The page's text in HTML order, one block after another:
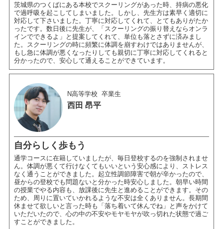
茨城県のつくばにある本校でスクーリングがあった時、持病の悪化
で過呼吸を起こしてしまいました。しかし、先生方は素早く適切に
対応して下さいました。丁寧に対応してくれて、とてもありがたか
ったです。数日後に先生が、「スクーリングの振り替えならオンラ
インでできるよ」と提案してくれて、単位も落とさずに済みまし
た。スクーリングの時に頻繁に体調を崩すわけではありませんが、
もし急に体調が悪くなったりしても親切に丁寧に対応してくれると
分かったので、安心して通えることができています。
N高等学校 卒業生
西田 昂平
自分らしく歩もう
通学コースに在籍していましたが、毎日登校するのを強制されませ
ん。体調が悪くて行けなくてもいいという安心感により、ストレス
なく通うことができました。起立性調節障害で朝が辛かったので、
昼からの登校でも問題ないと分かった時安心しました。朝早い時間
の授業でやる内容も、放課後に先生と進めることができます。その
ため、周りに置いていかれるような不安は全くありません。長期間
休ませて欲しいと言った時も「落ち着いて休んでね」と声をかけて
いただいたので、心の中の不安やモヤモヤが吹っ切れた状態で過ご
すことができました。